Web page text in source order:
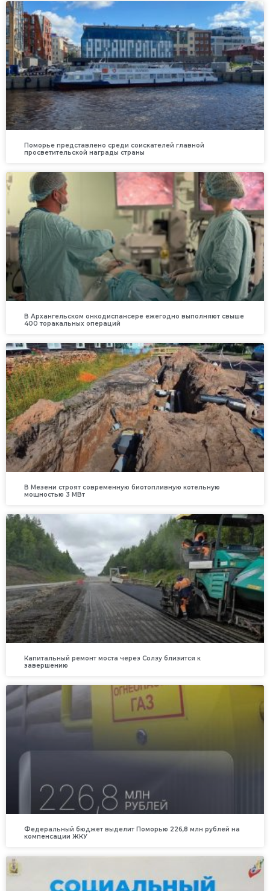
Поморье представлено среди соискателей главной
просветительской награды страны
В Архангельском онкодиспансере ежегодно выполняют свыше
400 торакальных операций
В Мезени строят современную биотопливную котельную
мощностью 3 МВт
Капитальный ремонт моста через Солзу близится к
завершению
Федеральный бюджет выделит Поморью 226,8 млн рублей на
компенсации ЖКУ